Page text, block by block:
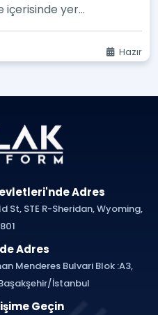
içerisinde yer
Hazır
Adres
St, STE R-Sheridan, Wyoming,
Adres
Menderes Bulvari Blok :A3,
İstanbul
Geçin